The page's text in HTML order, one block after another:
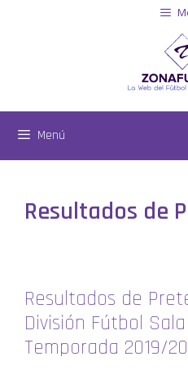
Menú
Resultados de
Resultados de
División Fútbol
Temporada 2019/